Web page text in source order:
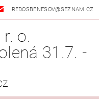
REDOSBENESOV@SEZNAM.CZ
o.
31.7. -